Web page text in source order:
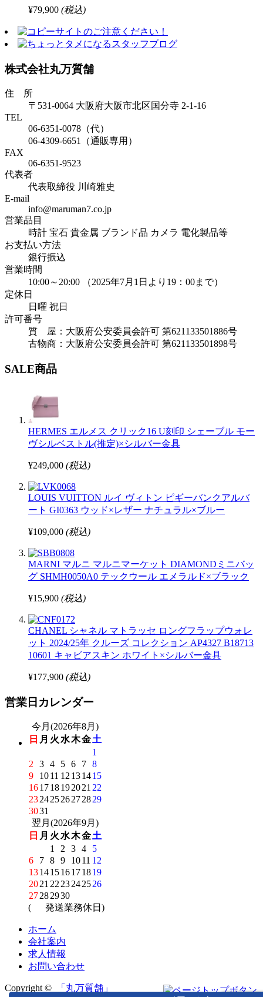
¥79,900 (税込)
株式会社丸万質舗
住 所
〒531-0064 大阪府大阪市北区国分寺 2-1-16
TEL
06-6351-0078（代）
06-4309-6651（通販専用）
FAX
06-6351-9523
代表者
代表取締役 川崎雅史
E-mail
info@maruman7.co.jp
営業品目
時計 宝石 貴金属 ブランド品 カメラ 電化製品等
お支払い方法
銀行振込
営業時間
10:00～20:00 （2025年7月1日より19：00まで）
定休日
日曜 祝日
許可番号
質 屋：大阪府公安委員会許可 第621133501886号
古物商：大阪府公安委員会許可 第621133501898号
SALE商品
HERMES エルメス クリック16 U刻印 シェーブル モー
ヴシルベストル(推定)×シルバー金具
¥249,000 (税込)
LOUIS VUITTON ルイ ヴィトン ピギーバンクアルバ
ート GI0363 ウッド×レザー ナチュラル×ブルー
¥109,000 (税込)
MARNI マルニ マルニマーケット DIAMONDミニバッ
グ SHMH0050A0 テックウール エメラルド×ブラック
¥15,900 (税込)
CHANEL シャネル マトラッセ ロングフラップウォレ
ット 2024/25年 クルーズ コレクション AP4327 B18713
10601 キャビアスキン ホワイト×シルバー金具
¥177,900 (税込)
営業日カレンダー
今月(2026年8月)
日 月 火 水木金土
1
2
3 4 5 6 7 8
9
1011 12 131415
161718192021 22
23242526272829
3031
翌月(2026年9月)
日 月 火 水木金土
1
2 3 4
5
6
7 8 9 1011 12
13141516171819
2021 22 23242526
27282930
(
発送業務休日)
ホーム
会社案内
求人情報
お問い合わせ
Copyright © 「丸万質舗」